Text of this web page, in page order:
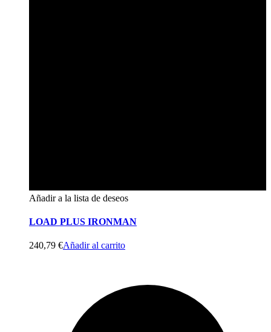
Añadir a la lista de deseos
LOAD PLUS IRONMAN
240,79 €Añadir al carrito